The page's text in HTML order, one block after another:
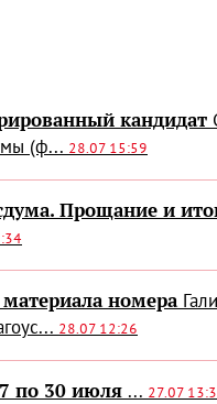
кандидат
(ф... 28.07 15:59
Прощание и
номера
28.07 12:26
по 30 июля ... 27.07